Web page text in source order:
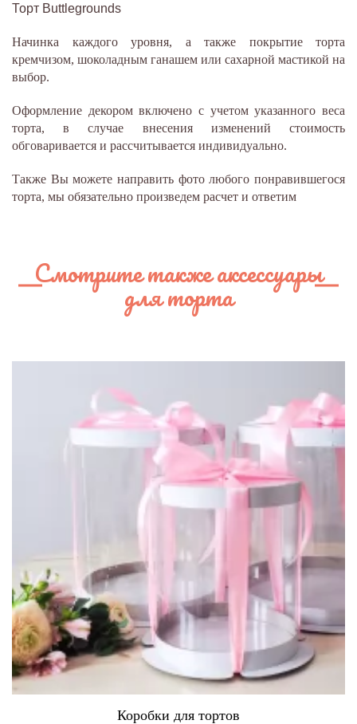
Торт Buttlegrounds
Начинка каждого уровня, а также покрытие торта
кремчизом, шоколадным ганашем или сахарной мастикой на
выбор.
Оформление декором включено с учетом указанного веса
торта, в случае внесения изменений стоимость
обговаривается и рассчитывается индивидуально.
Также Вы можете направить фото любого понравившегося
торта, мы обязательно произведем расчет и ответим
Смотрите также аксессуары
для торта
Коробки для тортов